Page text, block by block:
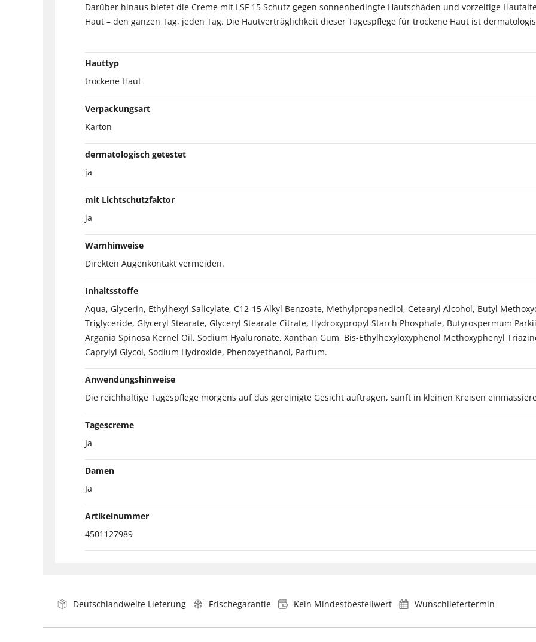
Darüber hinaus bietet die Creme mit LSF 15 Schutz gegen sonnenbedingte Hautschäden und vorzeitige
Haut – den ganzen Tag, jeden Tag. Die Hautverträglichkeit dieser Tagespflege für trockene Haut ist
Hauttyp
trockene Haut
Verpackungsart
Karton
dermatologisch getestet
ja
mit Lichtschutzfaktor
ja
Warnhinweise
Direkten Augenkontakt vermeiden.
Inhaltsstoffe
Aqua, Glycerin, Ethylhexyl Salicylate, C12-15 Alkyl Benzoate, Methylpropanediol, Cetearyl Alcohol, Butyl
Triglyceride, Glyceryl Stearate, Glyceryl Stearate Citrate, Hydroxypropyl Starch Phosphate, Butyrospermum
Argania Spinosa Kernel Oil, Sodium Hyaluronate, Xanthan Gum, Bis-Ethylhexyloxyphenol Methoxyphenyl
Caprylyl Glycol, Sodium Hydroxide, Phenoxyethanol, Parfum.
Anwendungshinweise
Die reichhaltige Tagespflege morgens auf das gereinigte Gesicht auftragen, sanft in kleinen Kreisen
Tagescreme
Ja
Damen
Ja
Artikelnummer
4501127989
Deutschlandweite Lieferung Frischegarantie Kein Mindestbestellwert Wunschliefertermin